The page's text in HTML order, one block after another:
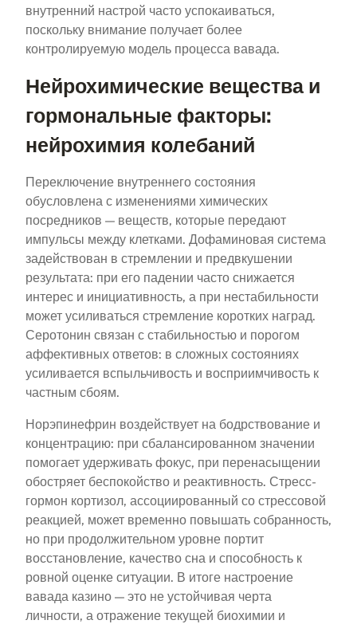
внутренний настрой часто успокаиваться,
поскольку внимание получает более
контролируемую модель процесса вавада.
Нейрохимические вещества и
гормональные факторы:
нейрохимия колебаний
Переключение внутреннего состояния
обусловлена с изменениями химических
посредников — веществ, которые передают
импульсы между клетками. Дофаминовая система
задействован в стремлении и предвкушении
результата: при его падении часто снижается
интерес и инициативность, а при нестабильности
может усиливаться стремление коротких наград.
Серотонин связан с стабильностью и порогом
аффективных ответов: в сложных состояниях
усиливается вспыльчивость и восприимчивость к
частным сбоям.
Норэпинефрин воздействует на бодрствование и
концентрацию: при сбалансированном значении
помогает удерживать фокус, при перенасыщении
обостряет беспокойство и реактивность. Стресс-
гормон кортизол, ассоциированный со стрессовой
реакцией, может временно повышать собранность,
но при продолжительном уровне портит
восстановление, качество сна и способность к
ровной оценке ситуации. В итоге настроение
вавада казино — это не устойчивая черта
личности, а отражение текущей биохимии и